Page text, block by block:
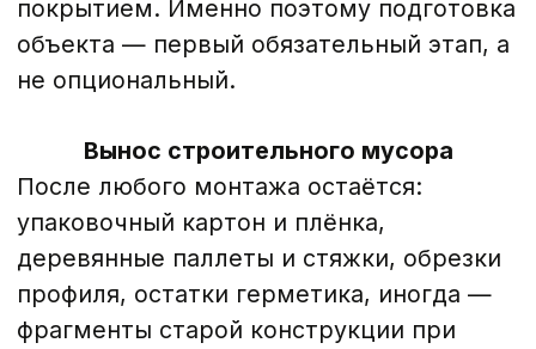
протирает стекло и металл от
отпечатков и следов монтажной пасты.
Вы принимаете конструкцию уже в том
виде, в каком она будет стоять. Без
углах, без скотча на откосах. Если
объект большой — торговое помещение,
офис или многоквартирный дом —
бригада работает поэтапно, не оставляя
грязи за собой.
НАШИ РАБОТЫ